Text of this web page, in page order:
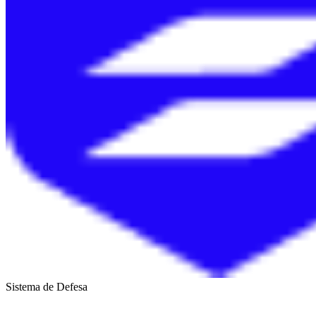
Sistema de Defesa